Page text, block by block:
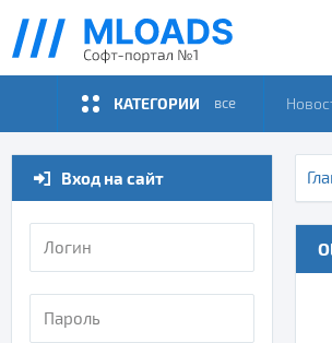
КАТЕГОРИИ все
Вход на сайт